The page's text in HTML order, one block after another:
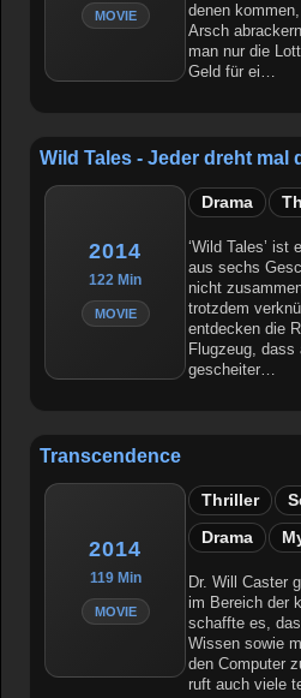
MOVIE
denen
Arsch
man nur die
Geld für ei…
Wild Tales - Jeder dreht mal
2014
122 Min
MOVIE
Drama
‘Wild Tales’ ist
aus sechs
nicht
trotzdem
entdecken die
Flugzeug, dass
gescheiter…
Transcendence
2014
119 Min
MOVIE
Thriller
Drama
Dr. Will Caster
im Bereich der
schaffte es,
Wissen sowie
den Computer
ruft auch viele